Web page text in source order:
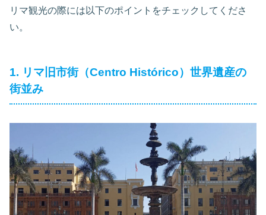
リマ観光の際には以下のポイントをチェックしてくださ
い。
1. リマ旧市街（Centro Histórico）世界遺産の
街並み